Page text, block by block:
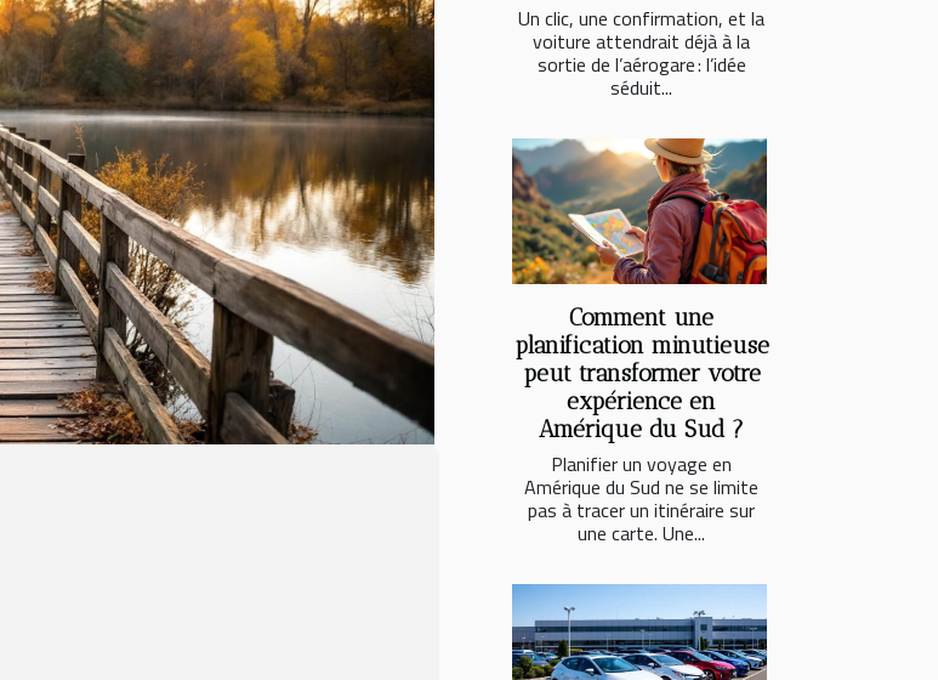
Un clic, une confirmation, et la
voiture attendrait déjà à la
sortie de l’aérogare : l’idée
séduit...
Comment une
planification minutieuse
peut transformer votre
expérience en
Amérique du Sud ?
Planifier un voyage en
Amérique du Sud ne se limite
pas à tracer un itinéraire sur
une carte. Une...